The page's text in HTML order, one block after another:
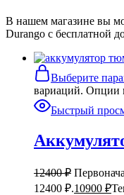
В нашем магазине вы
Durango с бесплатной
Выберите
вариаций. Опции
Быстрый
12400₽
12400 ₽.10900 ₽